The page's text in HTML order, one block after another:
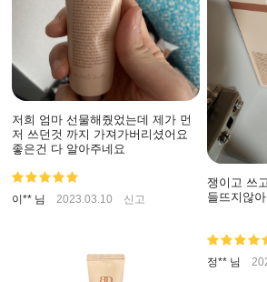
저희 엄마 선물해줬었는데 제가 먼
저 쓰던것 까지 가져가버리셨어요
좋은건 다 알아주네요
이** 님 2023.03.10 신고
쟁이고 쓰
들뜨지않아
정** 님